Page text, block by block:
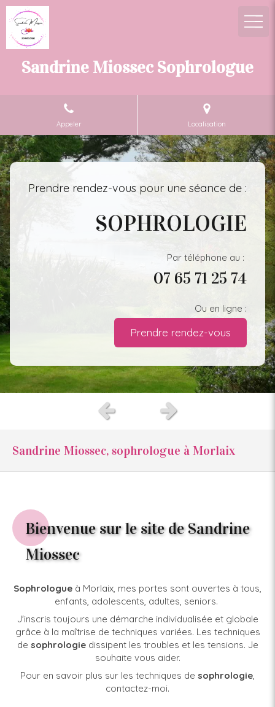
Sandrine Miossec Sophrologue
Appeler Localisation
Prendre rendez-vous pour une séance de :
SOPHROLOGIE
Par téléphone au :
07 65 71 25 74
Ou en ligne :
Prendre rendez-vous
Slide précédentSlide suivant
Sandrine Miossec, sophrologue à Morlaix
Bienvenue sur le site de Sandrine
Miossec
Sophrologue à Morlaix, mes portes sont ouvertes à tous,
enfants, adolescents, adultes, seniors.
J'inscris toujours une démarche individualisée et globale
grâce à la maîtrise de techniques variées. Les techniques
de sophrologiedissipent les troubles et les tensions. Je
souhaite vous aider.
Pour en savoir plus sur les techniques de sophrologie,
contactez-moi.